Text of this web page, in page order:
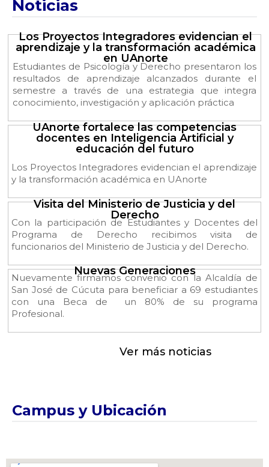
Noticias
Los Proyectos Integradores evidencian el
aprendizaje y la transformación académica
en UAnorte
Estudiantes de Psicología y Derecho presentaron los
resultados de aprendizaje alcanzados durante el
semestre a través de una estrategia que integra
conocimiento, investigación y aplicación práctica
UAnorte fortalece las competencias
docentes en Inteligencia Artificial y
educación del futuro
Los Proyectos Integradores evidencian el aprendizaje
y la transformación académica en UAnorte
Visita del Ministerio de Justicia y del
Derecho
Con la participación de Estudiantes y Docentes del
Programa de Derecho recibimos visita de
funcionarios del Ministerio de Justicia y del Derecho.
Nuevas Generaciones
Nuevamente firmamos convenio con la Alcaldía de
San José de Cúcuta para beneficiar a 69 estudiantes
con una Beca de un 80% de su programa
Profesional.
Ver más noticias
Campus y Ubicación